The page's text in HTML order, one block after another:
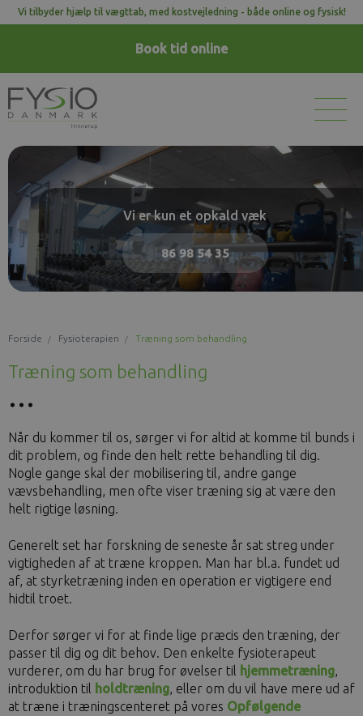
Vi tilbyder hjælp til vægttab, med kostvejledning - både online og fysisk!
Book tid online
Vi er kun et opkald væk
86 98 54 35
Forside Fysioterapien Træning som behandling
Træning som behandling
Når du kommer til os, sørger vi for altid at komme til bunds i
dit problem, og finde den helt rette behandling til dig.
Nogle gange skal der mobilisering til, andre gange
vævsbehandling, men ofte viser træning sig at være den
helt rigtige løsning.
Generelt set har forskning de seneste år sat streg under
vigtigheden af at træne kroppen. Man har bl.a. fundet ud
af, at styrketræning inden en operation er vigtigere end
hidtil troet.
Derfor sørger vi for at finde lige præcis den træning, der
passer til dig og dit behov. Den enkelte fysioterapeut
vurderer, om du har brug for øvelser til
hjemmetræning,
introduktion til
holdtræning, eller om du vil have mere ud af
at træne i træningscenteret på vores Opfølgende